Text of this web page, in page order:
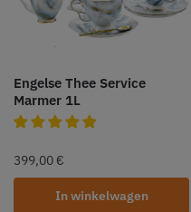
Engelse Thee Service
Marmer 1L
399,00 €
In winkelwagen